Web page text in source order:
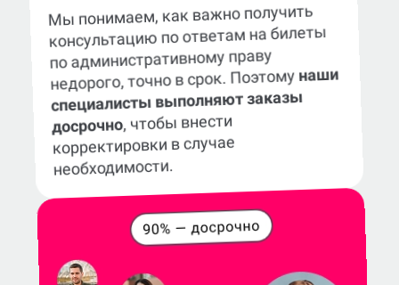
Мы понимаем, как важно получить
консультацию по ответам на билеты
по административному праву
недорого, точно в срок. Поэтому наши
специалисты выполняют заказы
досрочно, чтобы внести
корректировки в случае
необходимости.